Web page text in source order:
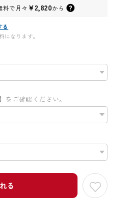
料で月々 ¥2,820から
る
なります。
をご確認ください。
る